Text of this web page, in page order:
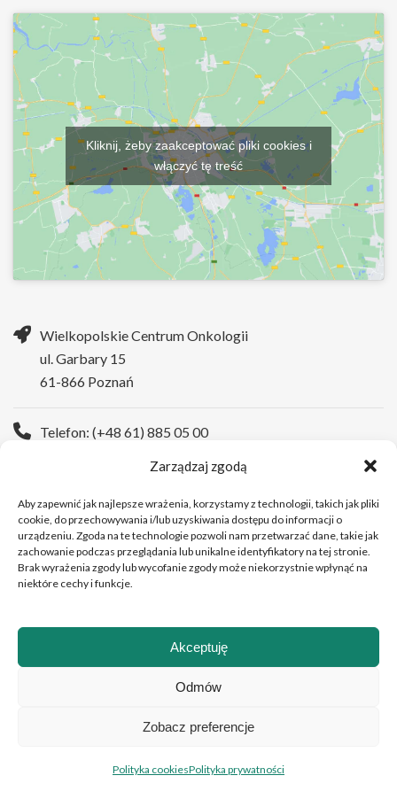
Zarządzaj zgodą
Aby zapewnić jak najlepsze wrażenia, korzystamy z technologii, takich jak pliki
cookie, do przechowywania i/lub uzyskiwania dostępu do informacji o
urządzeniu. Zgoda na te technologie pozwoli nam przetwarzać dane, takie jak
zachowanie podczas przeglądania lub unikalne identyfikatory na tej stronie.
Brak wyrażenia zgody lub wycofanie zgody może niekorzystnie wpłynąć na
niektóre cechy i funkcje.
Akceptuję
Odmów
Zobacz preferencje
Polityka cookiesPolityka prywatności
Kliknij, żeby zaakceptować pliki cookies i
włączyć tę treść
Wielkopolskie Centrum Onkologii
ul. Garbary 15
61-866 Poznań
Telefon: (+48 61) 885 05 00
Copyright © 2026 Wielkopolskie Centrum Onkologii